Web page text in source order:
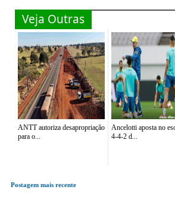
Veja Outras
ANTT autoriza desapropriação
para o...
Ancelotti aposta no
4-4-2 d...
Postagem mais recente